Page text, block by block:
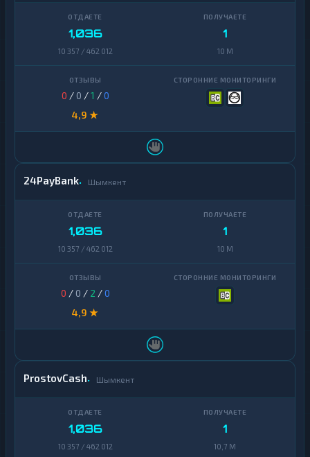
1,036
10 357 / 462 012
1
10 M
0 / 0 /1 /0
4,9 ★
24PayBank Шымкент
1,036
10 357 / 462 012
1
10 M
0 / 0 / 2 /0
4,9 ★
ProstovCash Шымкент
1,036
10 357 / 462 012
1
10,7 M